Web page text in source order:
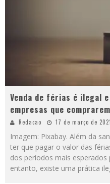
Venda de férias é ilegal
empresas que comprarem
Redacao 17 de março de 2021
Imagem: Pixabay. Além da
ter que pagar o valor das
dos períodos mais
entanto, existe uma prática